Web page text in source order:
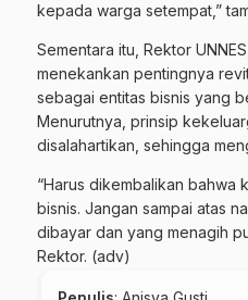
kepada warga setempat,”
Sementara itu, Rektor
menekankan pentingnya
sebagai entitas bisnis yang
Menurutnya, prinsip
disalahartikan, sehingga
“Harus dikembalikan bahwa
bisnis. Jangan sampai atas
dibayar dan yang menagih
Rektor. (adv)